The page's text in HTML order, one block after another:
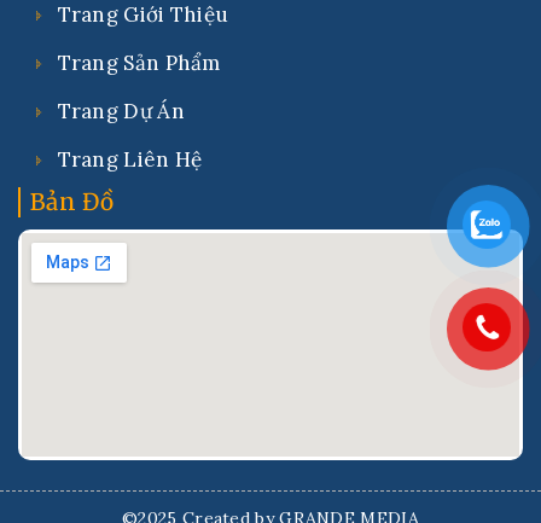
Trang Giới Thiệu
Trang Sản Phẩm
Trang Dự Án
Trang Liên Hệ
Bản Đồ
©2025 Created by GRANDE MEDIA